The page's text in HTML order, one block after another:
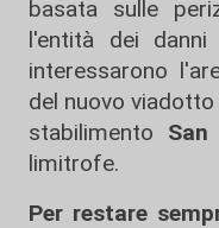
basata sulle
l'entità dei danni
interessarono
del nuovo
stabilimento San
limitrofe.
Per restare